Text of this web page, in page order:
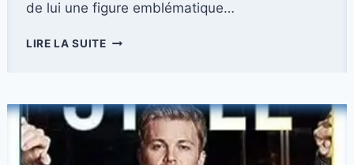
de lui une figure emblématique…
LIRE LA SUITEJUHA
DU
RALLYE